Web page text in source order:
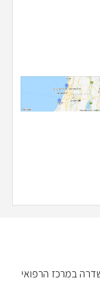
במרכז הרפואי